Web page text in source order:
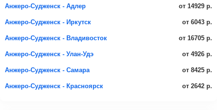
Анжеро-Судженск - Адлер от 14929 р.
Анжеро-Судженск - Иркутск от 6043 р.
Анжеро-Судженск - Владивосток от 16705 р.
Анжеро-Судженск - Улан-Удэ от 4926 р.
Анжеро-Судженск - Самара от 8425 р.
Анжеро-Судженск - Красноярск от 2642 р.